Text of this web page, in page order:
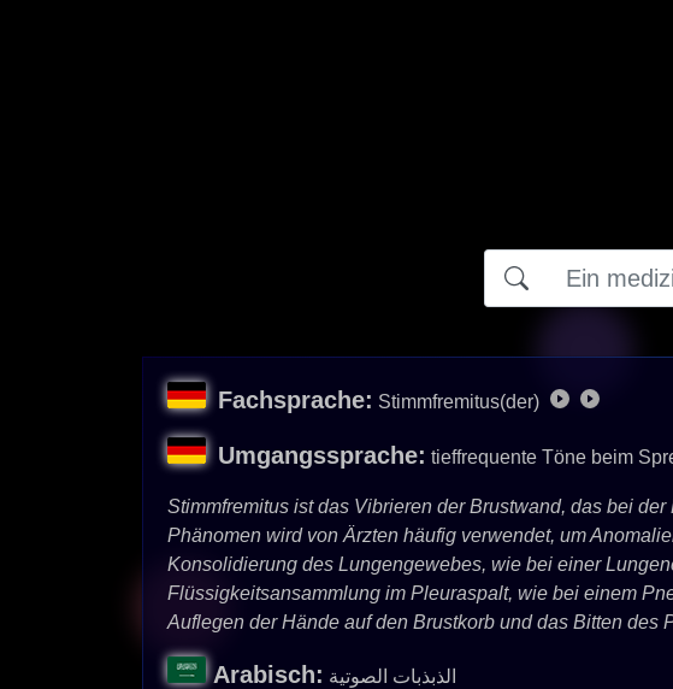
Fachsprache: Stimmfremitus(der)
Umgangssprache: tieffrequente Töne beim
Stimmfremitus ist das Vibrieren der Brustwand, das bei
Phänomen wird von Ärzten häufig verwendet, um
Konsolidierung des Lungengewebes, wie bei einer
Flüssigkeitsansammlung im Pleuraspalt, wie bei einem
Auflegen der Hände auf den Brustkorb und das Bitten des
Arabisch: الذبذبات الصوتية